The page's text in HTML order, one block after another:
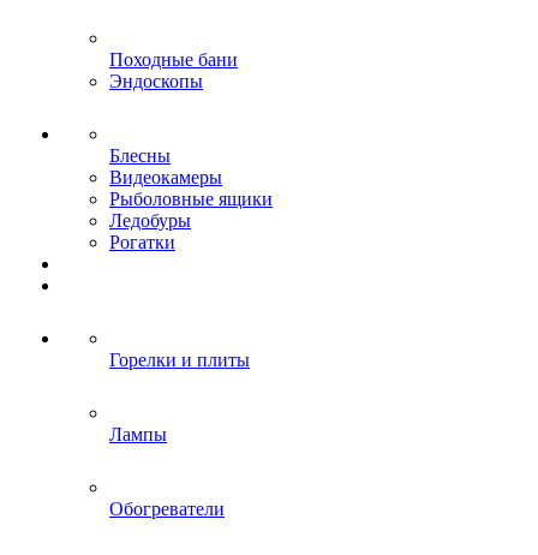
Походные бани
Эндоскопы
Блесны
Видеокамеры
Рыболовные ящики
Ледобуры
Рогатки
Горелки и плиты
Лампы
Обогреватели